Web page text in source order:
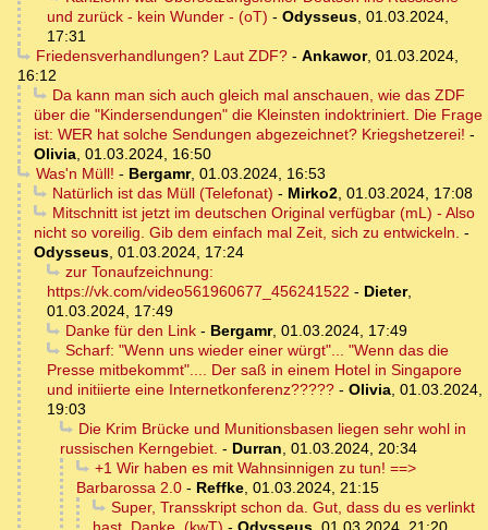
und zurück - kein Wunder - (oT) - Odysseus, 01.03.2024,
17:31
Friedensverhandlungen? Laut ZDF?- Ankawor, 01.03.2024,
16:12
Da kann man sich auch gleich mal anschauen, wie das ZDF
über die "Kindersendungen" die Kleinsten indoktriniert. Die Frage
ist: WER hat solche Sendungen abgezeichnet? Kriegshetzerei! -
Olivia, 01.03.2024, 16:50
Was'n Müll! - Bergamr, 01.03.2024, 16:53
Natürlich ist das Müll (Telefonat) - Mirko2, 01.03.2024, 17:08
Mitschnitt ist jetzt im deutschen Original verfügbar (mL) - Also
nicht so voreilig. Gib dem einfach mal Zeit, sich zu entwickeln. -
Odysseus, 01.03.2024, 17:24
zur Tonaufzeichnung:
https://vk.com/video561960677_456241522 - Dieter,
01.03.2024, 17:49
Danke für den Link- Bergamr, 01.03.2024, 17:49
Scharf: "Wenn uns wieder einer würgt"... "Wenn das die
Presse mitbekommt".... Der saß in einem Hotel in Singapore
und initiierte eine Internetkonferenz????? - Olivia, 01.03.2024,
19:03
Die Krim Brücke und Munitionsbasen liegen sehr wohl in
russischen Kerngebiet. - Durran, 01.03.2024, 20:34
+1 Wir haben es mit Wahnsinnigen zu tun! ==>
Barbarossa 2.0 - Reffke, 01.03.2024, 21:15
Super, Transskript schon da. Gut, dass du es verlinkt